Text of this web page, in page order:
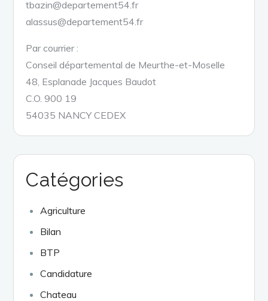
tbazin@departement54.fr
alassus@departement54.fr
Par courrier :
Conseil départemental de Meurthe-et-Moselle
48, Esplanade Jacques Baudot
C.O. 900 19
54035 NANCY CEDEX
Catégories
Agriculture
Bilan
BTP
Candidature
Chateau